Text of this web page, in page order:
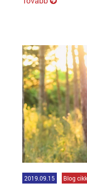
2019.09.15 Blog cikk